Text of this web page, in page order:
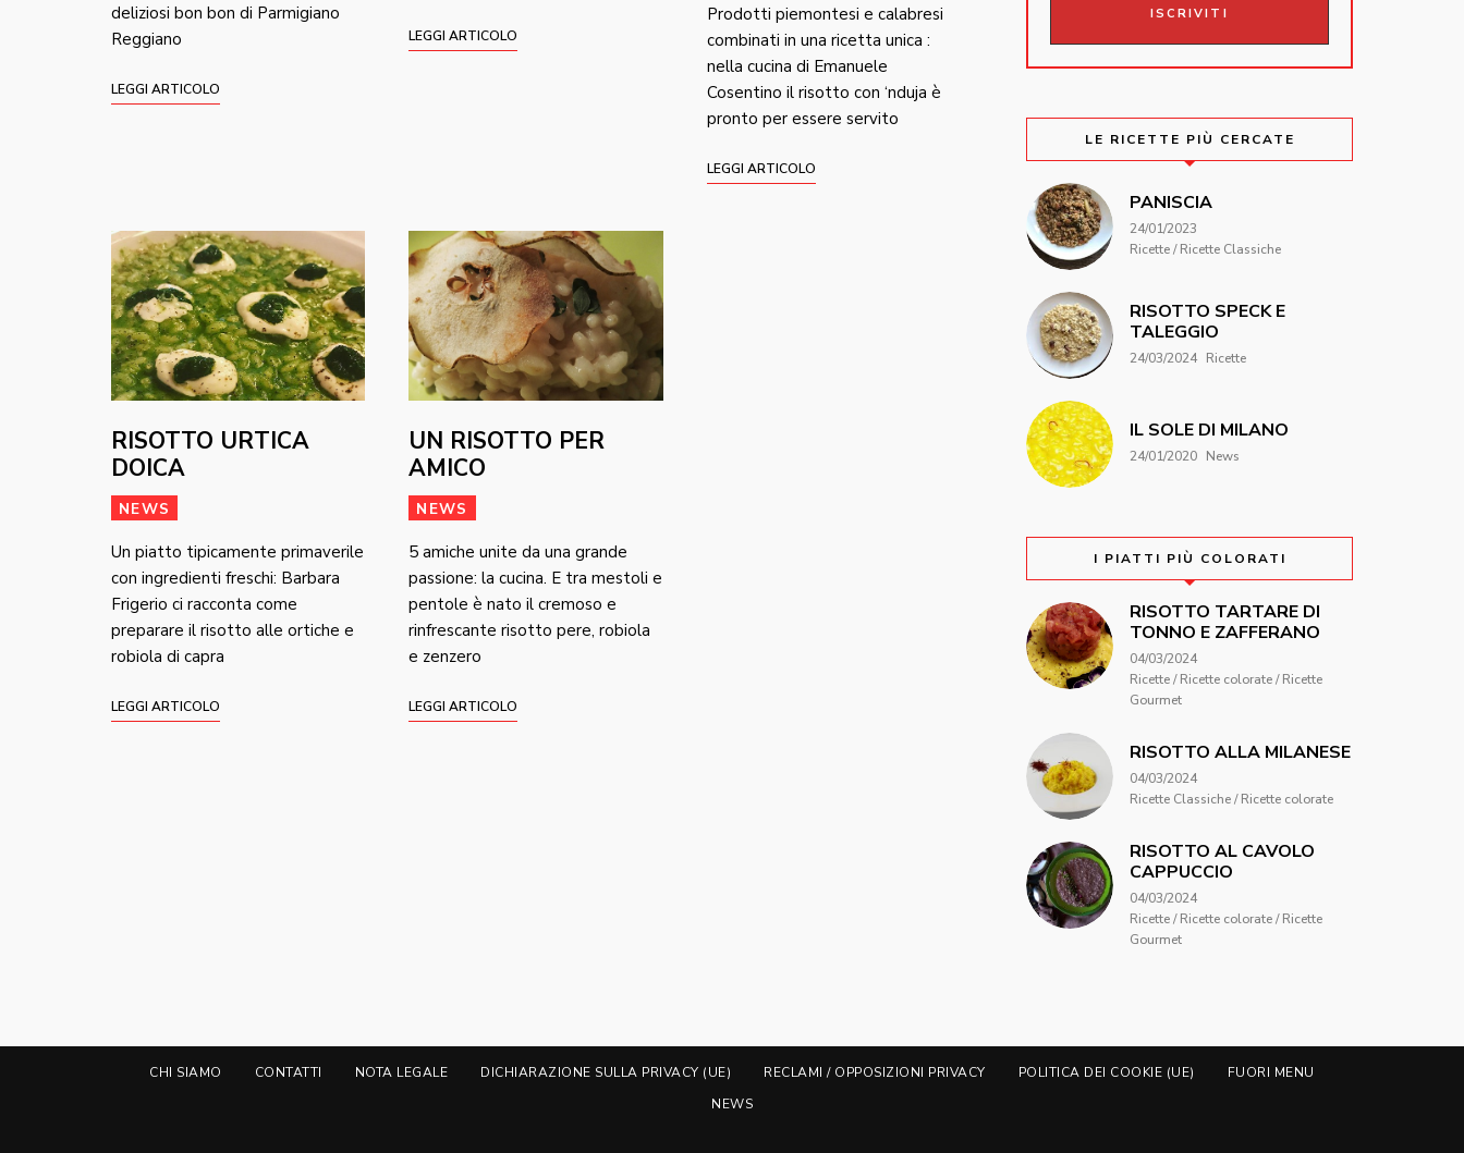
deliziosi bon bon di Parmigiano
Reggiano
LEGGI ARTICOLO
LEGGI ARTICOLO
Prodotti piemontesi e calabresi
combinati in una ricetta unica :
nella cucina di Emanuele
Cosentino il risotto con ‘nduja è
pronto per essere servito
LEGGI ARTICOLO
RISOTTO URTICA
DOICA
NEWS
Un piatto tipicamente primaverile
con ingredienti freschi: Barbara
Frigerio ci racconta come
preparare il risotto alle ortiche e
robiola di capra
LEGGI ARTICOLO
UN RISOTTO PER
AMICO
NEWS
5 amiche unite da una grande
passione: la cucina. E tra mestoli e
pentole è nato il cremoso e
rinfrescante risotto pere, robiola
e zenzero
LEGGI ARTICOLO
LE RICETTE PIÙ CERCATE
PANISCIA
24/01/2023
Ricette / Ricette Classiche
RISOTTO SPECK E
TALEGGIO
24/03/2024 Ricette
IL SOLE DI MILANO
24/01/2020 News
I PIATTI PIÙ COLORATI
RISOTTO TARTARE DI
TONNO E ZAFFERANO
04/03/2024
Ricette / Ricette colorate / Ricette
Gourmet
RISOTTO ALLA MILANESE
04/03/2024
Ricette Classiche / Ricette colorate
RISOTTO AL CAVOLO
CAPPUCCIO
04/03/2024
Ricette / Ricette colorate / Ricette
Gourmet
CHI SIAMO CONTATTI NOTA LEGALE DICHIARAZIONE SULLA PRIVACY (UE) RECLAMI / OPPOSIZIONI PRIVACY POLITICA DEI COOKIE (UE)
FUORI MENU
NEWS